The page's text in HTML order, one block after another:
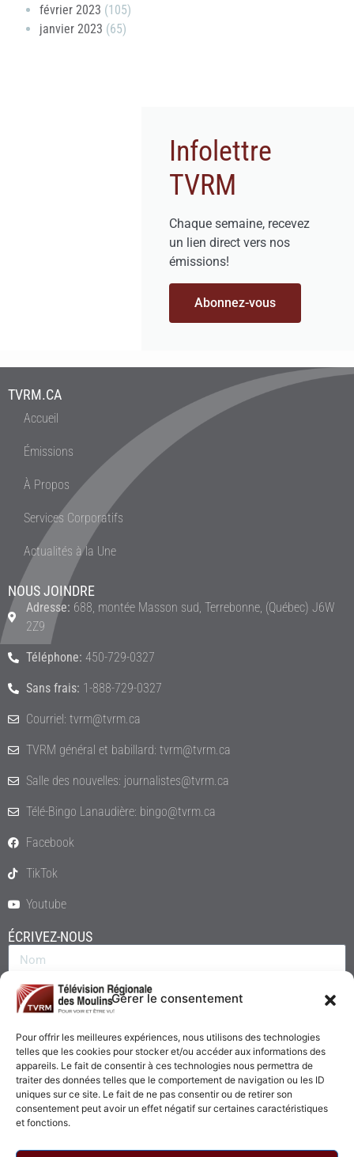
Gérer le consentement
Pour offrir les meilleures expériences, nous utilisons des technologies
telles que les cookies pour stocker et/ou accéder aux informations des
appareils. Le fait de consentir à ces technologies nous permettra de
traiter des données telles que le comportement de navigation ou les ID
uniques sur ce site. Le fait de ne pas consentir ou de retirer son
consentement peut avoir un effet négatif sur certaines caractéristiques
et fonctions.
février 2023 (105)
janvier 2023 (65)
Infolettre
TVRM
Chaque semaine, recevez
un lien direct vers nos
émissions!
Abonnez-vous
TVRM.CA
Accueil
Émissions
À Propos
Services Corporatifs
Actualités à la Une
NOUS JOINDRE
Adresse: 688, montée Masson sud, Terrebonne, (Québec) J6W
2Z9
Téléphone: 450-729-0327
Sans frais: 1-888-729-0327
Courriel: tvrm@tvrm.ca
TVRM général et babillard: tvrm@tvrm.ca
Salle des nouvelles: journalistes@tvrm.ca
Télé-Bingo Lanaudière: bingo@tvrm.ca
Facebook
TikTok
Youtube
ÉCRIVEZ-NOUS